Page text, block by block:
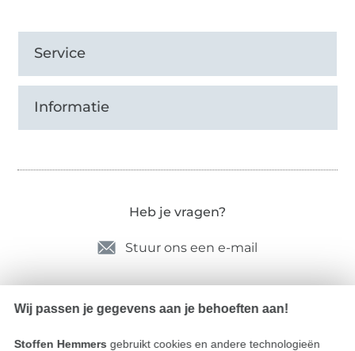
Service
Informatie
Heb je vragen?
Stuur ons een e-mail
Wij passen je gegevens aan je behoeften aan!
Stoffen Hemmers gebruikt cookies en andere technologieën